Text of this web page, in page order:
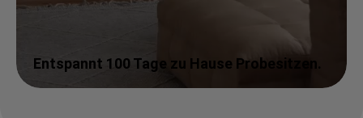
Entspannt 100 Tage zu Hause Probesitzen.